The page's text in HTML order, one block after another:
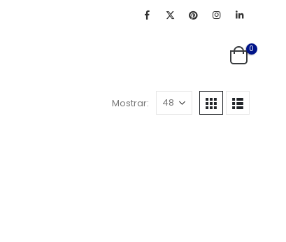
0
Mostrar: